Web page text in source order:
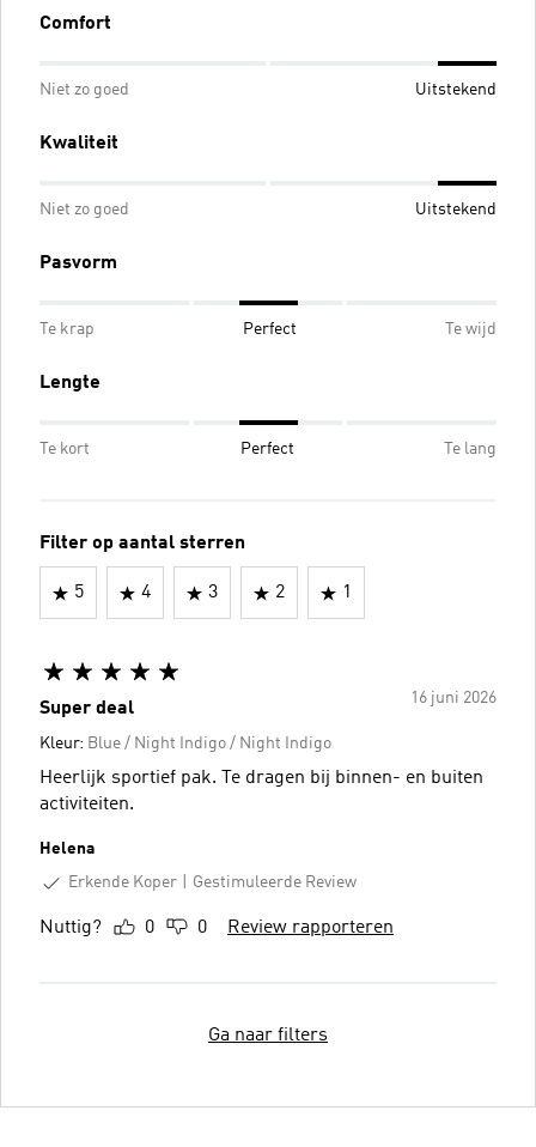
Comfort
Niet zo goed Uitstekend
Kwaliteit
Niet zo goed Uitstekend
Pasvorm
Te krap Perfect Te wijd
Lengte
Te kort Perfect Te lang
Filter op aantal sterren
5 4 3 2 1
16 juni 2026
Super deal
Kleur: Blue / Night Indigo / Night Indigo
Heerlijk sportief pak. Te dragen bij binnen- en buiten
activiteiten.
Helena
Erkende Koper
Gestimuleerde Review
Nuttig? 0 0 Review rapporteren
Ga naar filters